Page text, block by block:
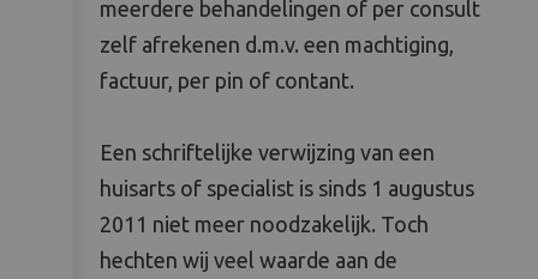
meerdere behandelingen of per consult
zelf afrekenen d.m.v. een machtiging,
factuur, per pin of contant.
Een schriftelijke verwijzing van een
huisarts of specialist is sinds 1 augustus
2011 niet meer noodzakelijk. Toch
hechten wij veel waarde aan de